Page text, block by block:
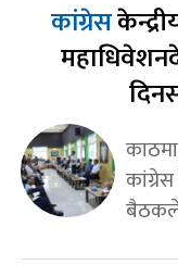
कांग्रेस
बैठकले